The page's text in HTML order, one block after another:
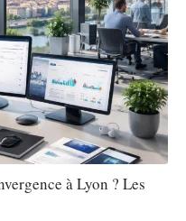
à Lyon ? Les